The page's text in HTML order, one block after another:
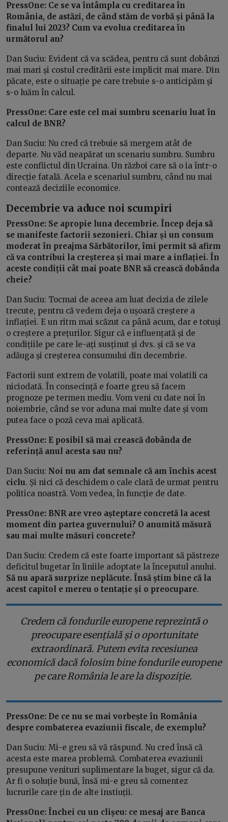
PressOne: Ce se va întâmpla cu creditarea în
România, de astăzi, de când stăm de vorbă și până la
finalul lui 2023? Cum va evolua creditarea în
următorul an?
Dan Suciu: Evident că va scădea, pentru că sunt dobânzi
mai mari și costul creditării este implicit mai mare. Din
păcate, este o situație pe care trebuie s-o anticipăm și
s-o luăm în calcul.
PressOne: Care este cel mai sumbru scenariu luat în
calcul de BNR?
Dan Suciu: Nu cred că trebuie să mergem atât de
departe. Nu văd neapărat un scenariu sumbru. Sumbru
este conflictul din Ucraina. Un război care să o ia într-o
direcție fatală. Acela e scenariul sumbru, când nu mai
contează deciziile economice.
Decembrie va aduce noi scumpiri
PressOne: Se apropie luna decembrie. Încep deja să
se manifeste factorii sezonieri. Chiar și un consum
moderat în preajma Sărbătorilor, îmi permit să afirm
că va contribui la creșterea și mai mare a inflației. În
aceste condiții cât mai poate BNR să crească dobânda
cheie?
Dan Suciu: Tocmai de aceea am luat decizia de zilele
trecute, pentru că vedem deja o ușoară creștere a
inflației. E un ritm mai scăzut ca până acum, dar e totuși
o creștere a prețurilor. Sigur că e influențată și de
condițiile pe care le-ați susținut și dvs. și că se va
adăuga și creșterea consumului din decembrie.
Factorii sunt extrem de volatili, poate mai volatili ca
niciodată. În consecință e foarte greu să facem
prognoze pe termen mediu. Vom veni cu date noi în
noiembrie, când se vor aduna mai multe date și vom
putea face o poză ceva mai aplicată.
PressOne: E posibil să mai crească dobânda de
referință anul acesta sau nu?
Dan Suciu: Noi nu am dat semnale că am închis acest
ciclu. Și nici că deschidem o cale clară de urmat pentru
politica noastră. Vom vedea, în funcție de date.
PressOne: BNR are vreo așteptare concretă la acest
moment din partea guvernului? O anumită măsură
sau mai multe măsuri concrete?
Dan Suciu: Credem că este foarte important să păstreze
deficitul bugetar în liniile adoptate la începutul anului.
Să nu apară surprize neplăcute. Însă știm bine că la
acest capitol e mereu o tentație și o preocupare.
Credem că fondurile europene reprezintă o
preocupare esențială și o oportunitate
extraordinară. Putem evita recesiunea
economică dacă folosim bine fondurile europene
pe care România le are la dispoziție.
PressOne: De ce nu se mai vorbește în România
despre combaterea evaziunii fiscale, de exemplu?
Dan Suciu: Mi-e greu să vă răspund. Nu cred însă că
acesta este marea problemă. Combaterea evaziunii
presupune venituri suplimentare la buget, sigur că da.
Ar fi o soluție bună, însă mi-e greu să comentez
lucrurile care țin de alte instiuții.
PressOne: Închei cu un clișeu: ce mesaj are Banca